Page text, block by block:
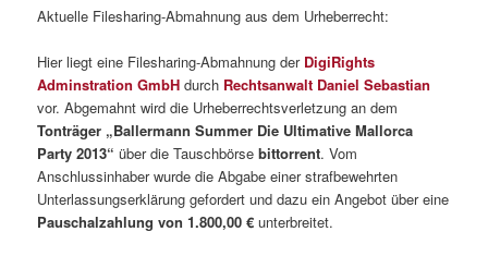
Aktuelle Filesharing-Abmahnung aus dem Urheberrecht:
Hier liegt eine Filesharing-Abmahnung der DigiRights
Adminstration GmbH durch Rechtsanwalt Daniel Sebastian
vor. Abgemahnt wird die Urheberrechtsverletzung an dem
Tonträger „Ballermann Summer Die Ultimative Mallorca
Party 2013“ über die Tauschbörsebittorrent. Vom
Anschlussinhaber wurde die Abgabe einer strafbewehrten
Unterlassungserklärung gefordert und dazu ein Angebot über eine
Pauschalzahlung von 1.800,00 € unterbreitet.